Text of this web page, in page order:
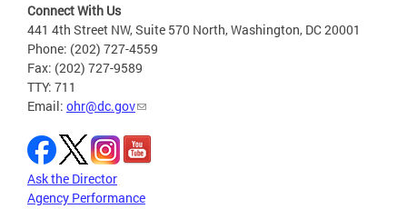
Connect With Us
441 4th Street NW, Suite 570 North, Washington, DC 20001
Phone: (202) 727-4559
Fax: (202) 727-9589
TTY: 711
Email: ohr@dc.gov
Ask the Director
Agency Performance